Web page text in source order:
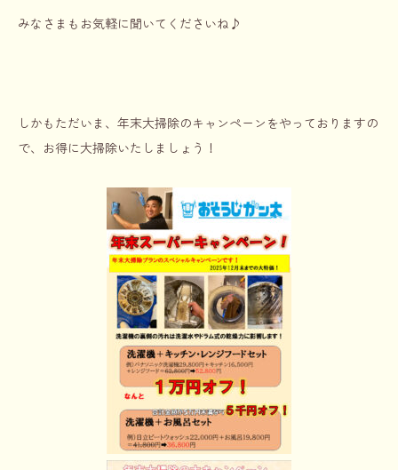
みなさまもお気軽に聞いてくださいね♪
しかもただいま、年末大掃除のキャンペーンをやっておりますの
で、お得に大掃除いたしましょう！